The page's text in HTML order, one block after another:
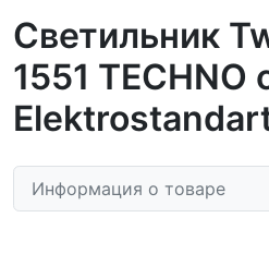
Светильник
1551 TECHNO
Информация о товаре